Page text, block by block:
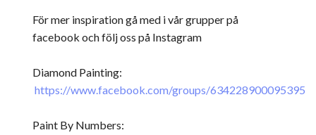
För mer inspiration gå med i vår grupper på
facebook och följ oss på Instagram
Diamond Painting:
https://www.facebook.com/groups/634228900095395
Paint By Numbers: